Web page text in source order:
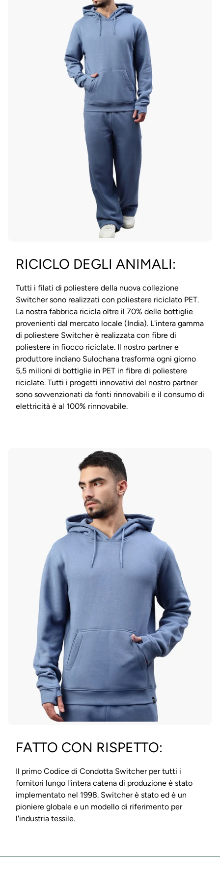
RICICLO DEGLI ANIMALI:
Tutti i filati di poliestere della nuova collezione
Switcher sono realizzati con poliestere riciclato PET.
La nostra fabbrica ricicla oltre il 70% delle bottiglie
provenienti dal mercato locale (India). L'intera gamma
di poliestere Switcher è realizzata con fibre di
poliestere in fiocco riciclate. Il nostro partner e
produttore indiano Sulochana trasforma ogni giorno
5,5 milioni di bottiglie in PET in fibre di poliestere
riciclate. Tutti i progetti innovativi del nostro partner
sono sovvenzionati da fonti rinnovabili e il consumo di
elettricità è al 100% rinnovabile.
FATTO CON RISPETTO:
Il primo Codice di Condotta Switcher per tutti i
fornitori lungo l'intera catena di produzione è stato
implementato nel 1998. Switcher è stato ed è un
pioniere globale e un modello di riferimento per
l'industria tessile.